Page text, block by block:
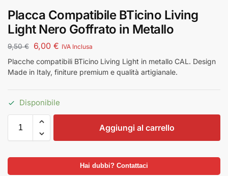
Placca Compatibile BTicino Living
Light Nero Goffrato in Metallo
9,50€ 6,00 € IVA Inclusa
Placche compatibili BTicino Living Light in metallo CAL. Design
Made in Italy, finiture premium e qualità artigianale.
Disponibile
Aggiungi al carrello
Hai dubbi? Contattaci